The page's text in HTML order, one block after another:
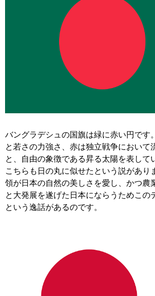
バングラデシュの国旗は緑に赤い円です
と若さの力強さ、赤は独立戦争において
と、自由の象徴である昇る太陽を表して
こちらも日の丸に似せたという説があり
領が日本の自然の美しさを愛し、かつ農
と大発展を遂げた日本にならうためこの
という逸話があるのです。